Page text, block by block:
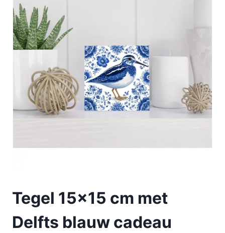
Tegel 15×15 cm met
Delfts blauw cadeau